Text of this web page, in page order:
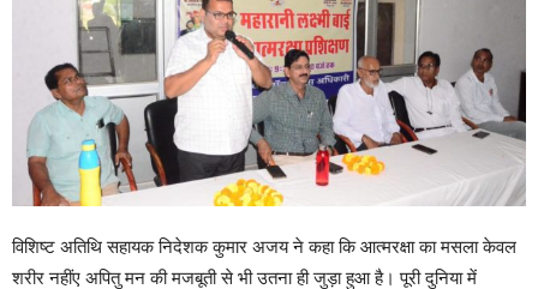
विशिष्ट अतिथि सहायक निदेशक कुमार अजय ने कहा कि आत्मरक्षा का मसला केवल
शरीर नहींए अपितु मन की मजबूती से भी उतना ही जुड़ा हुआ है। पूरी दुनिया में